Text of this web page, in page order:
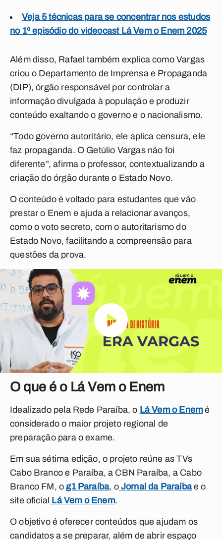
Veja 5 técnicas para se concentrar nos estudos
no 1º episódio do videocast Lá Vem o Enem 2025
Além disso, Rafael também explica como Vargas
criou o Departamento de Imprensa e Propaganda
(DIP), órgão responsável por controlar a
informação divulgada à população e produzir
conteúdo exaltando o governo e o nacionalismo.
“Todo governo autoritário, ele aplica censura, ele
faz propaganda. O Getúlio Vargas não foi
diferente”, afirma o professor, contextualizando a
criação do órgão durante o Estado Novo.
O conteúdo é voltado para estudantes que vão
prestar o Enem e ajuda a relacionar avanços,
como o voto secreto, com o autoritarismo do
Estado Novo, facilitando a compreensão para
questões da prova.
O que é o Lá Vem o Enem
Idealizado pela Rede Paraíba, o Lá Vem o Enem é
considerado o maior projeto regional de
preparação para o exame.
Em sua sétima edição, o projeto reúne as TVs
Cabo Branco e Paraíba, a CBN Paraíba, a Cabo
Branco FM, og1 Paraíba, oJornal da Paraíbae o
site oficial Lá Vem o Enem.
O objetivo é oferecer conteúdos que ajudam os
candidatos a se preparar, além de abrir espaço